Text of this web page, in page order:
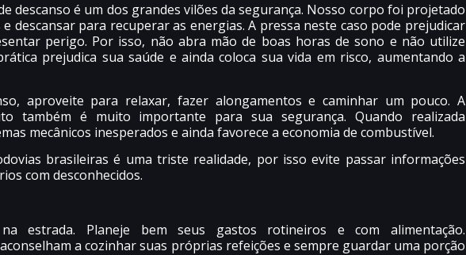
descanso é um dos grandes vilões da segurança. Nosso corpo foi projetado
descansar para recuperar as energias. A pressa neste caso pode prejudicar
perigo. Por isso, não abra mão de boas horas de sono e não utilize
prejudica sua saúde e ainda coloca sua vida em risco, aumentando a
aproveite para relaxar, fazer alongamentos e caminhar um pouco. A
também é muito importante para sua segurança. Quando realizada
mecânicos inesperados e ainda favorece a economia de combustível.
brasileiras é uma triste realidade, por isso evite passar informações
com desconhecidos.
estrada. Planeje bem seus gastos rotineiros e com alimentação.
a cozinhar suas próprias refeições e sempre guardar uma porção